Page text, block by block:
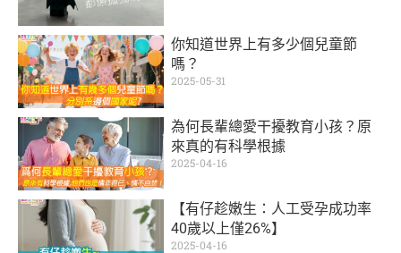
你知道世界上有多少個兒童節
嗎？
2025-05-31
為何長輩總愛干擾教育小孩？原
來真的有科學根據
2025-04-16
【有仔趁嫩生：人工受孕成功率
40歲以上僅26%】
2025-04-16